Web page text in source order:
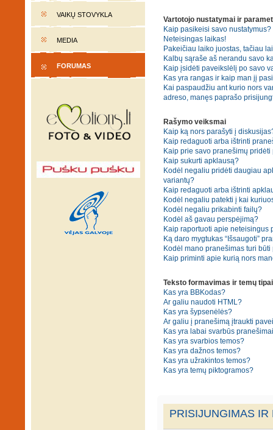
VAIKŲ STOVYKLA
MEDIA
FORUMAS
Vartotojo nustatymai ir
Kaip pasikeisi savo nustatymus?
Neteisingas laikas!
Pakeičiau laiko juostas, tačiau
Kalbų sąraše aš nerandu savo
Kaip įsidėti paveikslėlį po savo
Kas yra rangas ir kaip man jį
Kai paspaudžiu ant kurio nors
adreso, manęs paprašo
Rašymo veiksmai
Kaip ką nors parašyti į
Kaip redaguoti arba ištrinti
Kaip prie savo pranešimų pridėti
Kaip sukurti apklausą?
Kodėl negaliu pridėti daugiau
variantų?
Kaip redaguoti arba ištrinti
Kodėl negaliu patekti į kai
Kodėl negaliu prikabinti failų?
Kodėl aš gavau perspėjimą?
Kaip raportuoti apie neteisingus
Ką daro mygtukas “Išsaugoti”
Kodėl mano pranešimas turi būti
Kaip priminti apie kurią nors
Teksto formavimas ir temų tipai
Kas yra BBKodas?
Ar galiu naudoti HTML?
Kas yra šypsenėlės?
Ar galiu į pranešimą įtraukti
Kas yra labai svarbūs
Kas yra svarbios temos?
Kas yra dažnos temos?
Kas yra užrakintos temos?
Kas yra temų piktogramos?
PRISIJUNGIMAS IR